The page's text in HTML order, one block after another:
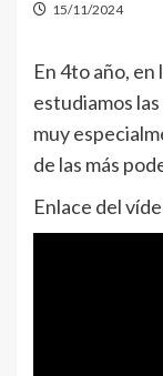
15/11/2024
En 4to año,
estudiamos
muy
de las más
Enlace del